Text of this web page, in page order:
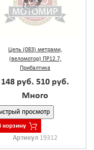
Цепь (083) метрами,
(веломотор) ПР12.7,
Прибалтика
148 руб.510 руб.
Много
просмотр
корзину
Артикул 19312